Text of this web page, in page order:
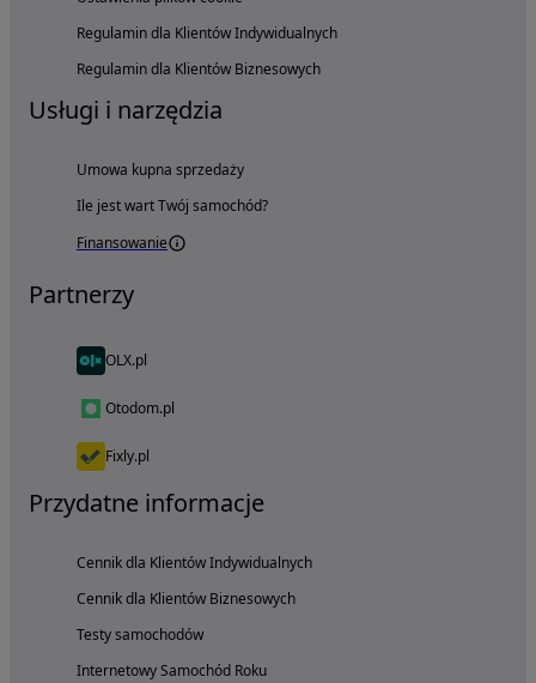
Regulamin dla Klientów Indywidualnych
Regulamin dla Klientów Biznesowych
Usługi i narzędzia
Umowa kupna sprzedaży
Ile jest wart Twój samochód?
Finansowanie
Partnerzy
OLX.pl
Otodom.pl
Fixly.pl
Przydatne informacje
Cennik dla Klientów Indywidualnych
Cennik dla Klientów Biznesowych
Testy samochodów
Internetowy Samochód Roku